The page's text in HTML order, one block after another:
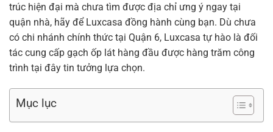
trúc hiện đại mà chưa tìm được địa chỉ ưng ý ngay tại
quận nhà, hãy để Luxcasa đồng hành cùng bạn. Dù chưa
có chi nhánh chính thức tại Quận 6, Luxcasa tự hào là đối
tác cung cấp gạch ốp lát hàng đầu được hàng trăm công
trình tại đây tin tưởng lựa chọn.
Mục lục